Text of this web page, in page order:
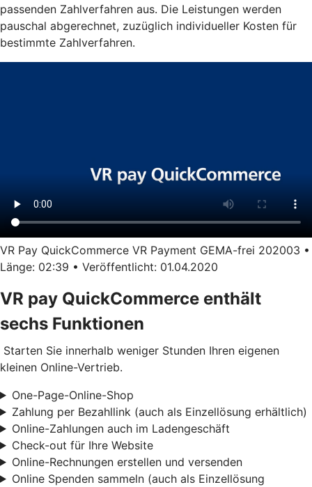
passenden Zahlverfahren aus. Die Leistungen werden
pauschal abgerechnet, zuzüglich individueller Kosten für
bestimmte Zahlverfahren.
VR Pay QuickCommerce VR Payment GEMA-frei 202003 •
Länge: 02:39 • Veröffentlicht: 01.04.2020
VR pay QuickCommerce enthält
sechs Funktionen
Starten Sie innerhalb weniger Stunden Ihren eigenen
kleinen Online-Vertrieb.
One-Page-Online-Shop
Zahlung per Bezahllink (auch als Einzellösung erhältlich)
Online-Zahlungen auch im Ladengeschäft
Check-out für Ihre Website
Online-Rechnungen erstellen und versenden
Online Spenden sammeln (auch als Einzellösung